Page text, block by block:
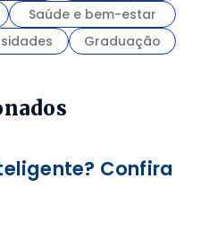
Saúde e bem-estar
Graduação
Confira